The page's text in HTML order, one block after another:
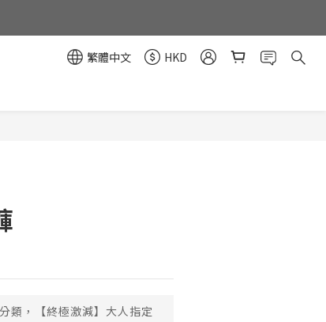
繁體中文
HKD
類，【終極激減】大人指定